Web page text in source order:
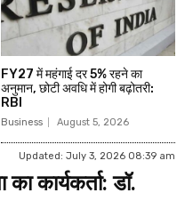
FY27 में महंगाई दर 5% रहने का
अनुमान, छोटी अवधि में होगी बढ़ोतरी:
RBI
Business August 5, 2026